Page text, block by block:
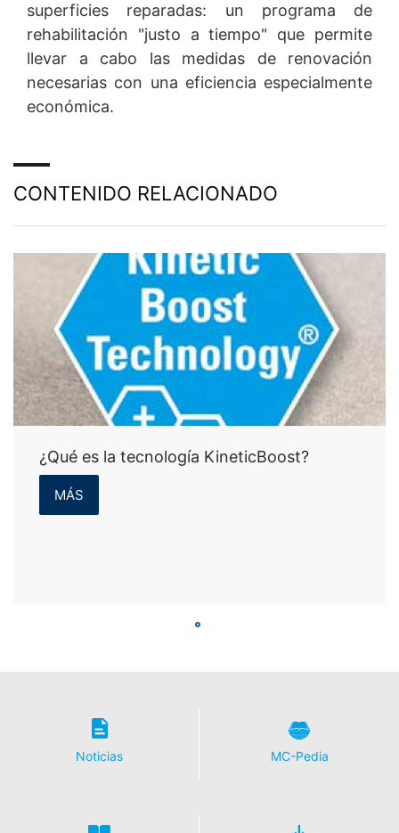
superficies reparadas: un programa de
rehabilitación "justo a tiempo" que permite
llevar a cabo las medidas de renovación
necesarias con una eficiencia especialmente
económica.
CONTENIDO RELACIONADO
¿Qué es la tecnología KineticBoost?
MÁS
Noticias MC-Pedia